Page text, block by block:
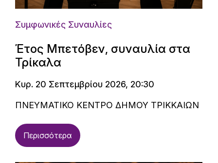
Συμφωνικές Συναυλίες
Έτος Μπετόβεν, συναυλία στα
Τρίκαλα
Κυρ. 20 Σεπτεμβρίου 2026, 20:30
ΠΝΕΥΜΑΤΙΚΟ ΚΕΝΤΡΟ ΔΗΜΟΥ ΤΡΙΚΚΑΙΩΝ
Περισσότερα